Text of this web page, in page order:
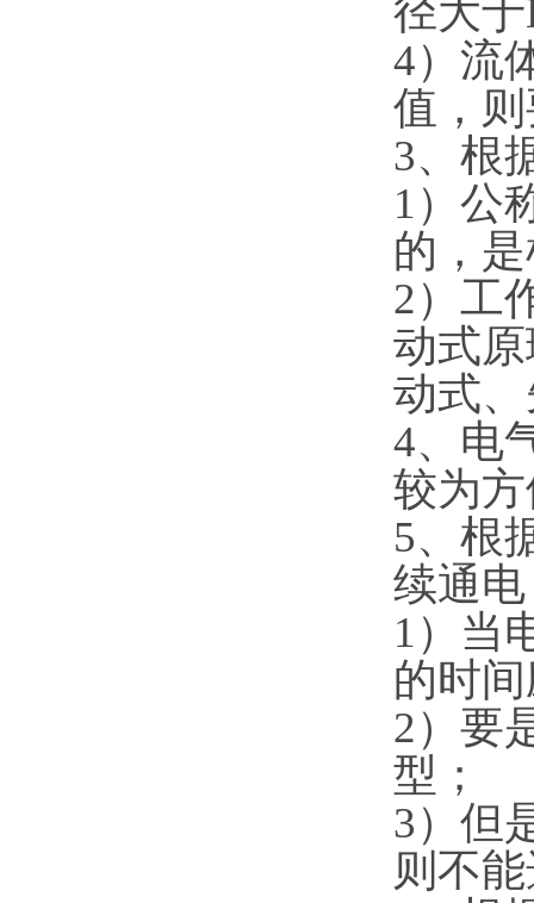
径大
4）流
值，
3、根
1）公
的，
2）工
动式
动式
4、电
较为
5、根
续通电
1）当
的时
2）要
型；
3）但
则不